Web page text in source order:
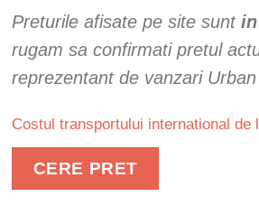
Preturile afisate pe site sunt
rugam sa confirmati pretul
reprezentant de vanzari
Costul transportului international de
CERE PRET